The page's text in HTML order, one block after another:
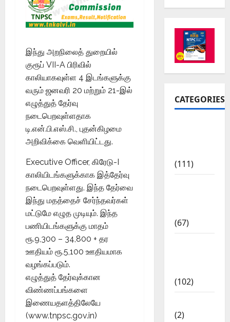
இந்து அறநிலைத் துறையில்
குரூப் VII-A பிரிவில்
காலியாகவுள்ள 4 இடங்களுக்கு
வரும் ஜனவரி 20 மற்றும் 21-இல்
எழுத்துத் தேர்வு
நடைபெறவுள்ளதாக
டி.என்.பி.எஸ்.சி., புதன்கிழமை
அறிவிக்கை வெளியிட்டது.
Executive Officer, கிரேடு-I
காலியிடங்களுக்காக இத்தேர்வு
நடைபெறவுள்ளது. இந்த தேர்வை
இந்து மதத்தைச் சேர்ந்தவர்கள்
மட்டுமே எழுத முடியும். இந்த
பணியிடங்களுக்கு மாதம்
ரூ.9,300 – 34,800 + தர
ஊதியம் ரூ.5,100 ஊதியமாக
வழங்கப்படும்.
எழுத்துத் தேர்வுக்கான
விண்ணப்பங்களை
இணையதளத்திலேயே
(www.tnpsc.gov.in)
CATEGORIES
(111)
(67)
(102)
(2)